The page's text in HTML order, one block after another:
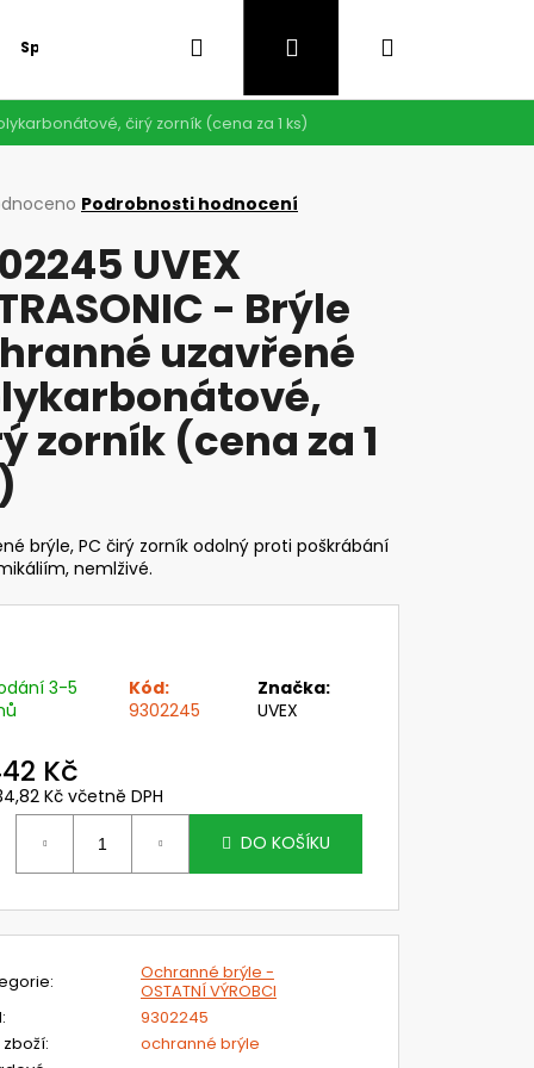
Speciální nabídka Hledat PřihlášeníNákupní
košík
čirý zorník (cena za 1 ks)
Podrobnosti hodnocení
UVEX
- Brýle
uzavřené
zorník (cena za 1
brýle, PC čirý zorník odolný proti poškrábání
nemlživé.
3-5
Kód:
9302245
Značka:
UVEX
Kč
Kč včetně DPH
DO KOŠÍKU
:
Ochranné brýle -
OSTATNÍ VÝROBCI
:
9302245
zboží:
ochranné brýle
LESNICKÝ A
3M PRO OCHRANU
S DRÁTĚNÝM
SLUCHÁTKY